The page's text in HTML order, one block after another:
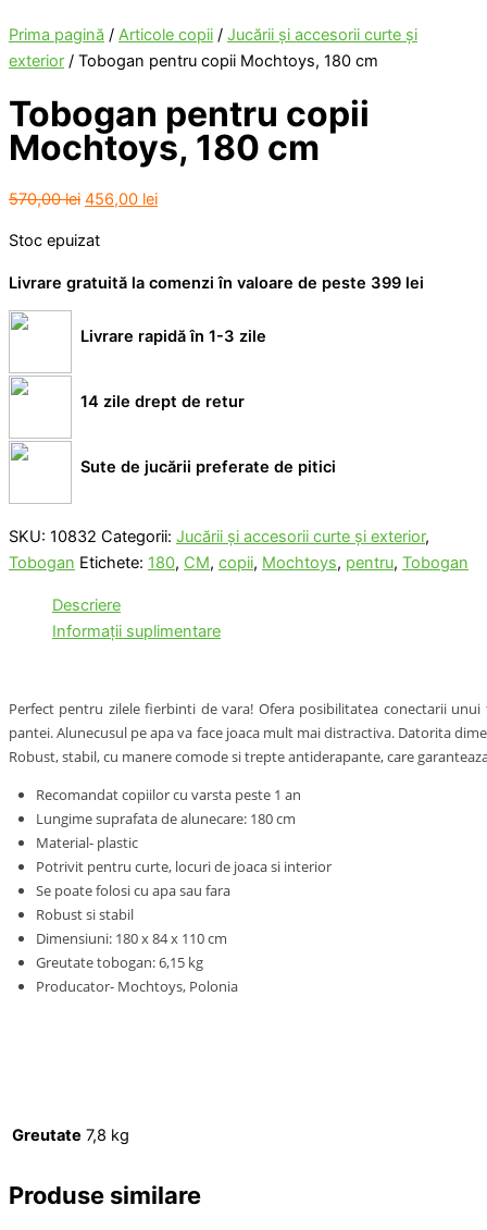
Prima pagină / Articole copii / Jucării şi accesorii curte şi
exterior / Tobogan pentru copii Mochtoys, 180 cm
Tobogan pentru copii
Mochtoys, 180 cm
570,00lei Prețul
a
fost:
456,00 leiPrețul
456,00 lei.
Stoc epuizat
Livrare gratuită la comenzi în valoare de peste 399 lei
Livrare rapidă în 1-3 zile
14 zile drept de retur
Sute de jucării preferate de pitici
SKU: 10832 Categorii: Jucării şi accesorii curte şi exterior,
Tobogan Etichete: 180, CM, copii, Mochtoys, pentru, Tobogan
Descriere
Informații suplimentare
Perfect pentru zilele fierbinti de vara! Ofera posibilitatea conectarii
pantei. Alunecusul pe apa va face joaca mult mai distractiva. Datorita
Robust, stabil, cu manere comode si trepte antiderapante, care
Recomandat copiilor cu varsta peste 1 an
Lungime suprafata de alunecare: 180 cm
Material- plastic
Potrivit pentru curte, locuri de joaca si interior
Se poate folosi cu apa sau fara
Robust si stabil
Dimensiuni: 180 x 84 x 110 cm
Greutate tobogan: 6,15 kg
Producator- Mochtoys, Polonia
Greutate 7,8 kg
Produse similare